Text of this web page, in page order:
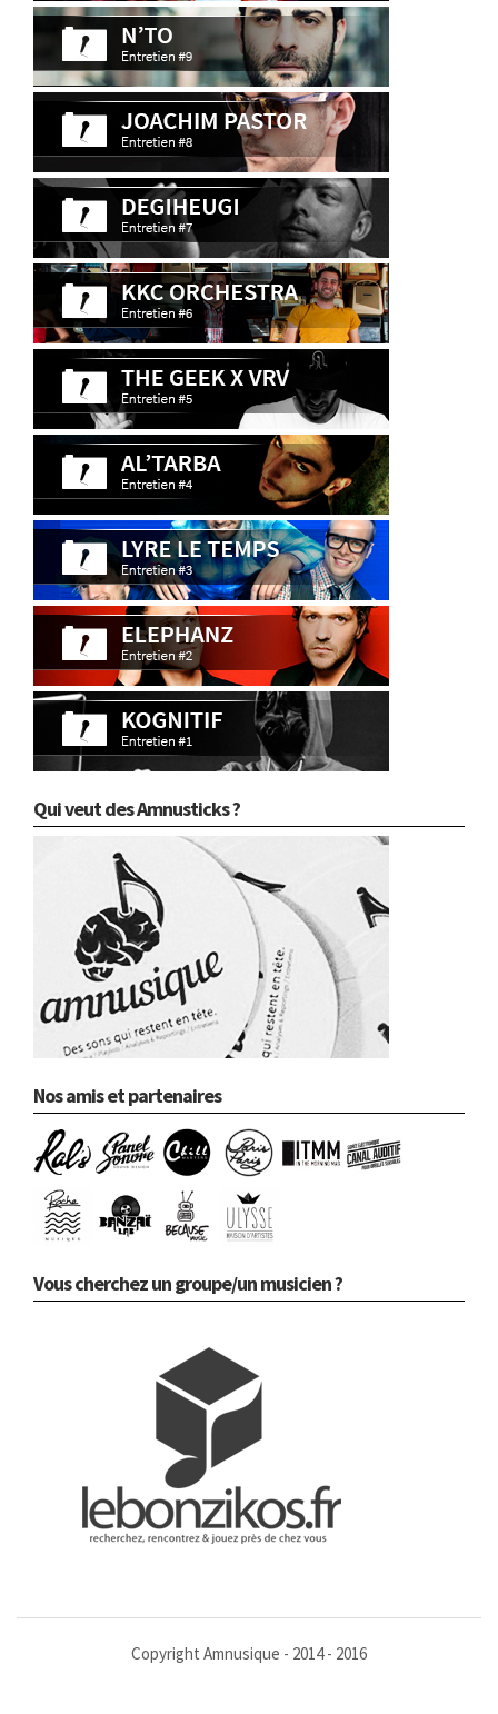
Qui veut des Amnusticks ?
Nos amis et partenaires
Vous cherchez un groupe/un musicien ?
Copyright Amnusique - 2014 - 2016